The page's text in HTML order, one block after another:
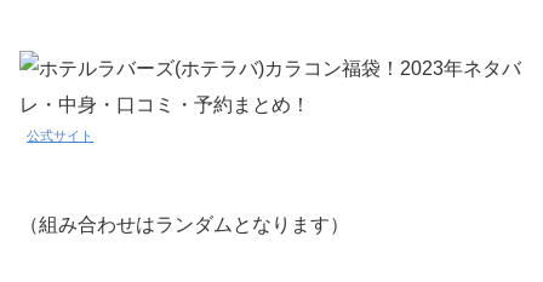
公式サイト
（組み合わせはランダムとなります）